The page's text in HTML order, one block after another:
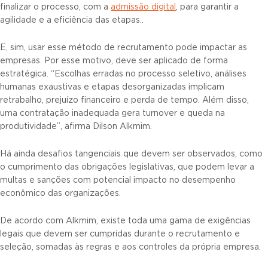
finalizar o processo, com a admissão digital
, para garantir a
agilidade e a eficiência das etapas..
E, sim, usar esse método de recrutamento pode impactar as
empresas. Por esse motivo, deve ser aplicado de forma
estratégica. “Escolhas erradas no processo seletivo, análises
humanas exaustivas e etapas desorganizadas implicam
retrabalho, prejuízo financeiro e perda de tempo. Além disso,
uma contratação inadequada gera turnover e queda na
produtividade”, afirma Dilson Alkmim.
Há ainda desafios tangenciais que devem ser observados, como
o cumprimento das obrigações legislativas, que podem levar a
multas e sanções com potencial impacto no desempenho
econômico das organizações.
De acordo com Alkmim, existe toda uma gama de exigências
legais que devem ser cumpridas durante o recrutamento e
seleção, somadas às regras e aos controles da própria empresa.